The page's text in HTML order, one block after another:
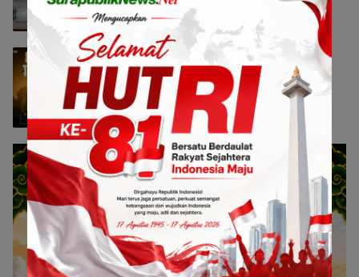
Nasional 8 Agustus 2026 13:40
realme Buka Jalan Anak Muda Menuju
Pro Player Lewat 828 Gaming
Tournament
Nasional 8 Agustus 2026 13:37